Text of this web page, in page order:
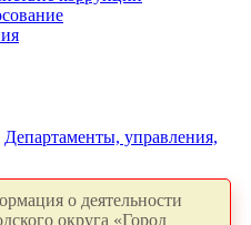
Департаменты, управления,
о деятельности
округа «Город